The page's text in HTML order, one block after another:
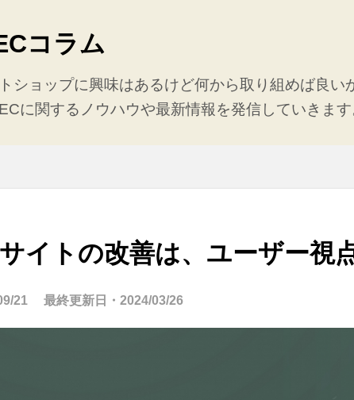
コラム
ショップに興味はあるけど何から取り組めば良
に関するノウハウや最新情報を発信していきます
イトの改善は、ユーザー視
21 最終更新日・ 2024/03/26